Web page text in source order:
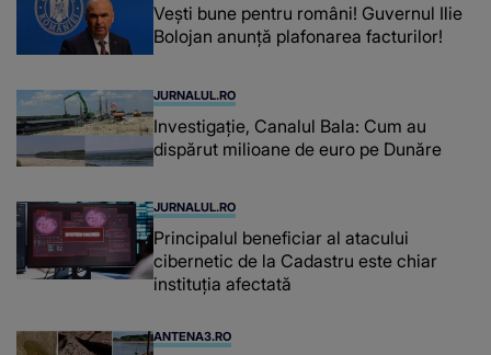
Vești bune pentru români! Guvernul Ilie
Bolojan anunță plafonarea facturilor!
JURNALUL.RO
Investigație, Canalul Bala: Cum au
dispărut milioane de euro pe Dunăre
JURNALUL.RO
Principalul beneficiar al atacului
cibernetic de la Cadastru este chiar
instituţia afectată
ANTENA3.RO